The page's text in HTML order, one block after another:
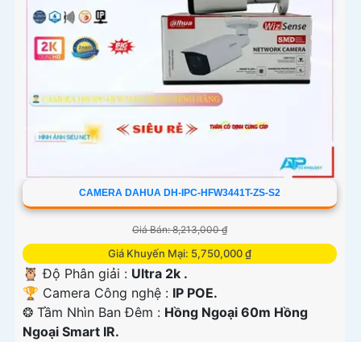
CAMERA DAHUA DH-IPC-HFW3441T-ZS-S2
Giá Bán: 8,213,000 ₫
Giá Khuyến Mại: 5,750,000 ₫
🦉 Độ Phân giải : Ultra 2k .
🏆 Camera Công nghệ : IP POE.
❂ Tầm Nhìn Ban Đêm : Hồng Ngoại 60m Hồng
Ngoại Smart IR.